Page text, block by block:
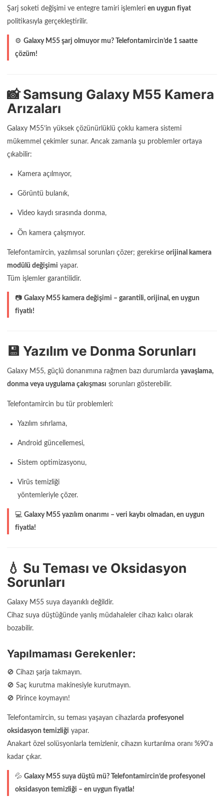
Şarj soketi değişimi ve entegre tamiri işlemleri en uygun fiyat
politikasıyla gerçekleştirilir.
⚙️ Galaxy M55 şarj olmuyor mu? Telefontamircin’de 1 saatte
çözüm!
📸 Samsung Galaxy M55 Kamera
Arızaları
Galaxy M55’in yüksek çözünürlüklü çoklu kamera sistemi
mükemmel çekimler sunar. Ancak zamanla şu problemler ortaya
çıkabilir:
Kamera açılmıyor,
Görüntü bulanık,
Video kaydı sırasında donma,
Ön kamera çalışmıyor.
Telefontamircin, yazılımsal sorunları çözer; gerekirse orijinal kamera
modülü değişimi yapar.
Tüm işlemler garantilidir.
📷 Galaxy M55 kamera değişimi – garantili, orijinal, en uygun
fiyatlı!
💾 Yazılım ve Donma Sorunları
Galaxy M55, güçlü donanımına rağmen bazı durumlarda yavaşlama,
donma veya uygulama çakışması sorunları gösterebilir.
Telefontamircin bu tür problemleri:
Yazılım sıfırlama,
Android güncellemesi,
Sistem optimizasyonu,
Virüs temizliği
yöntemleriyle çözer.
💻 Galaxy M55 yazılım onarımı – veri kaybı olmadan, en uygun
fiyatla!
💧 Su Teması ve Oksidasyon
Sorunları
Galaxy M55 suya dayanıklı değildir.
Cihaz suya düştüğünde yanlış müdahaleler cihazı kalıcı olarak
bozabilir.
Yapılmaması Gerekenler:
🚫 Cihazı şarja takmayın.
🚫 Saç kurutma makinesiyle kurutmayın.
🚫 Pirince koymayın!
Telefontamircin, su teması yaşayan cihazlarda profesyonel
oksidasyon temizliği yapar.
Anakart özel solüsyonlarla temizlenir, cihazın kurtarılma oranı %90’a
kadar çıkar.
💦 Galaxy M55 suya düştü mü? Telefontamircin’de profesyonel
oksidasyon temizliği – en uygun fiyatla!